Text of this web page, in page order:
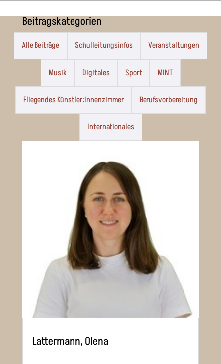
Beitragskategorien
Alle Beiträge Schulleitungsinfos Veranstaltungen
Musik Digitales Sport MINT
Fliegendes Künstler:Innenzimmer Berufsvorbereitung
Internationales
Lattermann, Olena